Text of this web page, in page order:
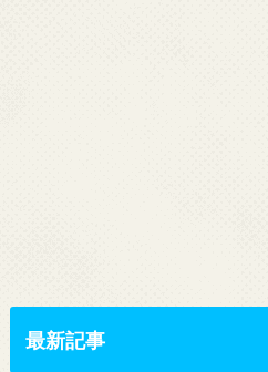
最新記事